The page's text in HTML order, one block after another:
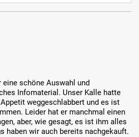
eine schöne Auswahl und
Infomaterial. Unser Kalle hatte
weggeschlabbert und es ist
Leider hat er manchmal einen
aber, wie gesagt, es ist ihm alles
haben wir auch bereits nachgekauft.